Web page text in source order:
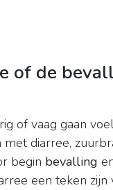
of de
of vaag gaan
diarree,
begin bevalling
een teken